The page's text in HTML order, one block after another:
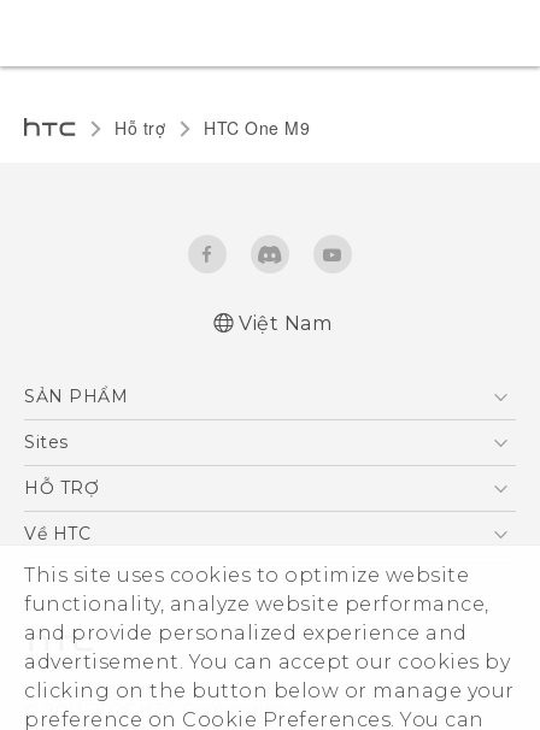
This site uses cookies to optimize website
functionality, analyze website performance,
and provide personalized experience and
advertisement. You can accept our cookies by
clicking on the button below or manage your
preference on Cookie Preferences. You can
Hỗ trợ HTC One M9‎
Việt Nam
SẢN PHẨM
5G
Điện Thoại Thông Minh
VIVE
Sites
HTC Dev
HỖ TRỢ
Trung tâm hỗ trợ
Hỗ trợ bảo hành HTC
Về HTC
ESG
Nhà đầu tư
Làm việc tại HTC
Chính sách bảo mật
Bảo mật sản phẩm
© 2011-2026 HTC Corporation